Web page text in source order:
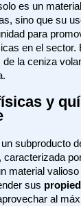
es un
sino que su
para
en el
de la ceniza
y
subproducto
caracterizada
material
sus
al